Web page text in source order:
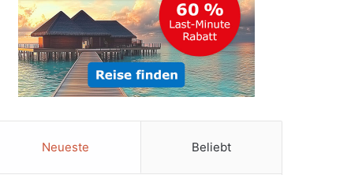
Neueste Beliebt